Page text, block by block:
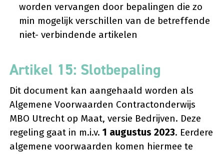
worden vervangen door bepalingen die zo
min mogelijk verschillen van de betreffende
niet- verbindende artikelen
Artikel 15: Slotbepaling
Dit document kan aangehaald worden als
Algemene Voorwaarden Contractonderwijs
MBO Utrecht op Maat, versie Bedrijven. Deze
regeling gaat in m.i.v. 1 augustus 2023. Eerdere
algemene voorwaarden komen hiermee te